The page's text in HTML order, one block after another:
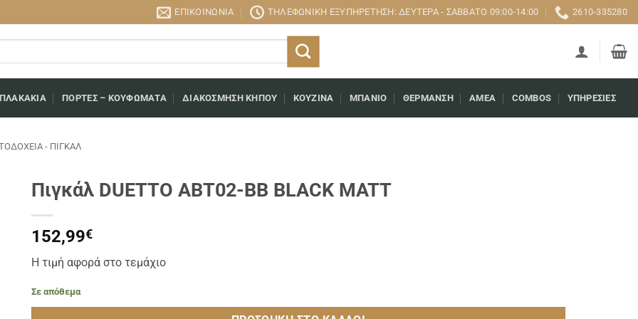
ΕΠΙΚΟΙΝΩΝΊΑ ΤΗΛΕΦΩΝΙΚΉ ΕΞΥΠΗΡΈΤΗΣΗ: ΔΕΥΤΈΡΑ - ΣΆΒΒΑΤΟ 09:00-14:00 2610-335280
ΠΌΡΤΕΣ – ΚΟΥΦΏΜΑΤΑ ΔΙΑΚΌΣΜΗΣΗ ΚΉΠΟΥ ΚΟΥΖΊΝΑ ΜΠΆΝΙΟ ΘΈΡΜΑΝΣΗ AMEA COMBOS ΥΠΗΡΕΣΊΕΣ
- ΠΙΓΚΆΛ
Πιγκάλ DUETTO ABT02-BB BLACK MATT
152,99€
Η τιμή αφορά στο τεμάχιο
Σε απόθεμα